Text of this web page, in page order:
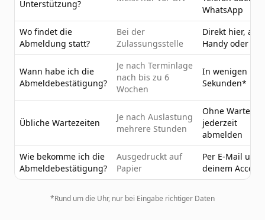
Unterstützung?
WhatsApp
Wo findet die
Abmeldung statt?
Bei der
Zulassungsstelle
Direkt hier, am
Handy oder PC
Wann habe ich die
Abmeldebestätigung?
Je nach Terminlage
nach bis zu 6
Wochen
In wenigen
Sekunden*
Übliche Wartezeiten
Je nach Auslastung
mehrere Stunden
Ohne Wartezeit
jederzeit
abmelden
Wie bekomme ich die
Abmeldebestätigung?
Ausgedruckt auf
Papier
Per E-Mail und
deinem
*Rund um die Uhr, nur bei Eingabe richtiger Daten